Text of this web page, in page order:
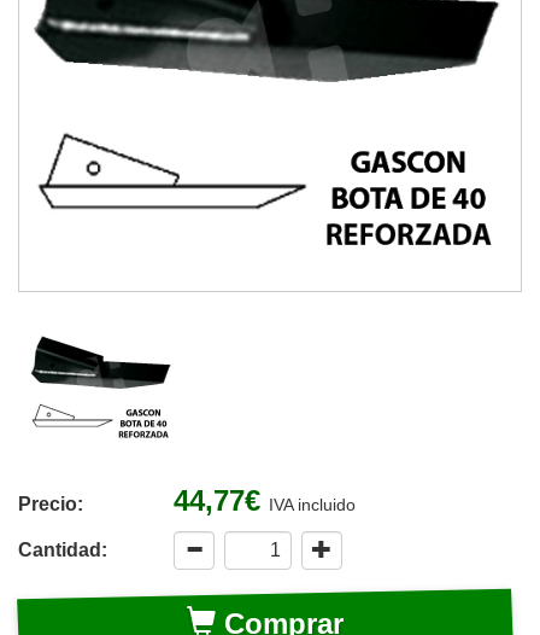
Precio: 44,77€ IVA incluido
Cantidad:
Comprar